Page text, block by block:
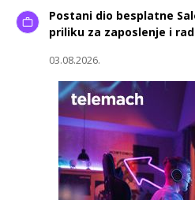
Postani dio besplatne
priliku za zaposlenje i
03.08.2026.